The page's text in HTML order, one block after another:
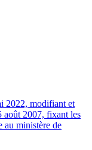
2022, modifiant et
août 2007, fixant les
au ministère de